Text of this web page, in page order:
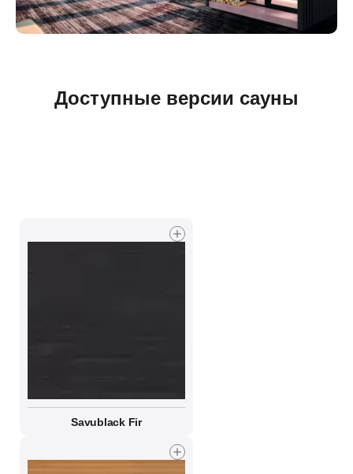
Доступные версии сауны
Savublack Fir